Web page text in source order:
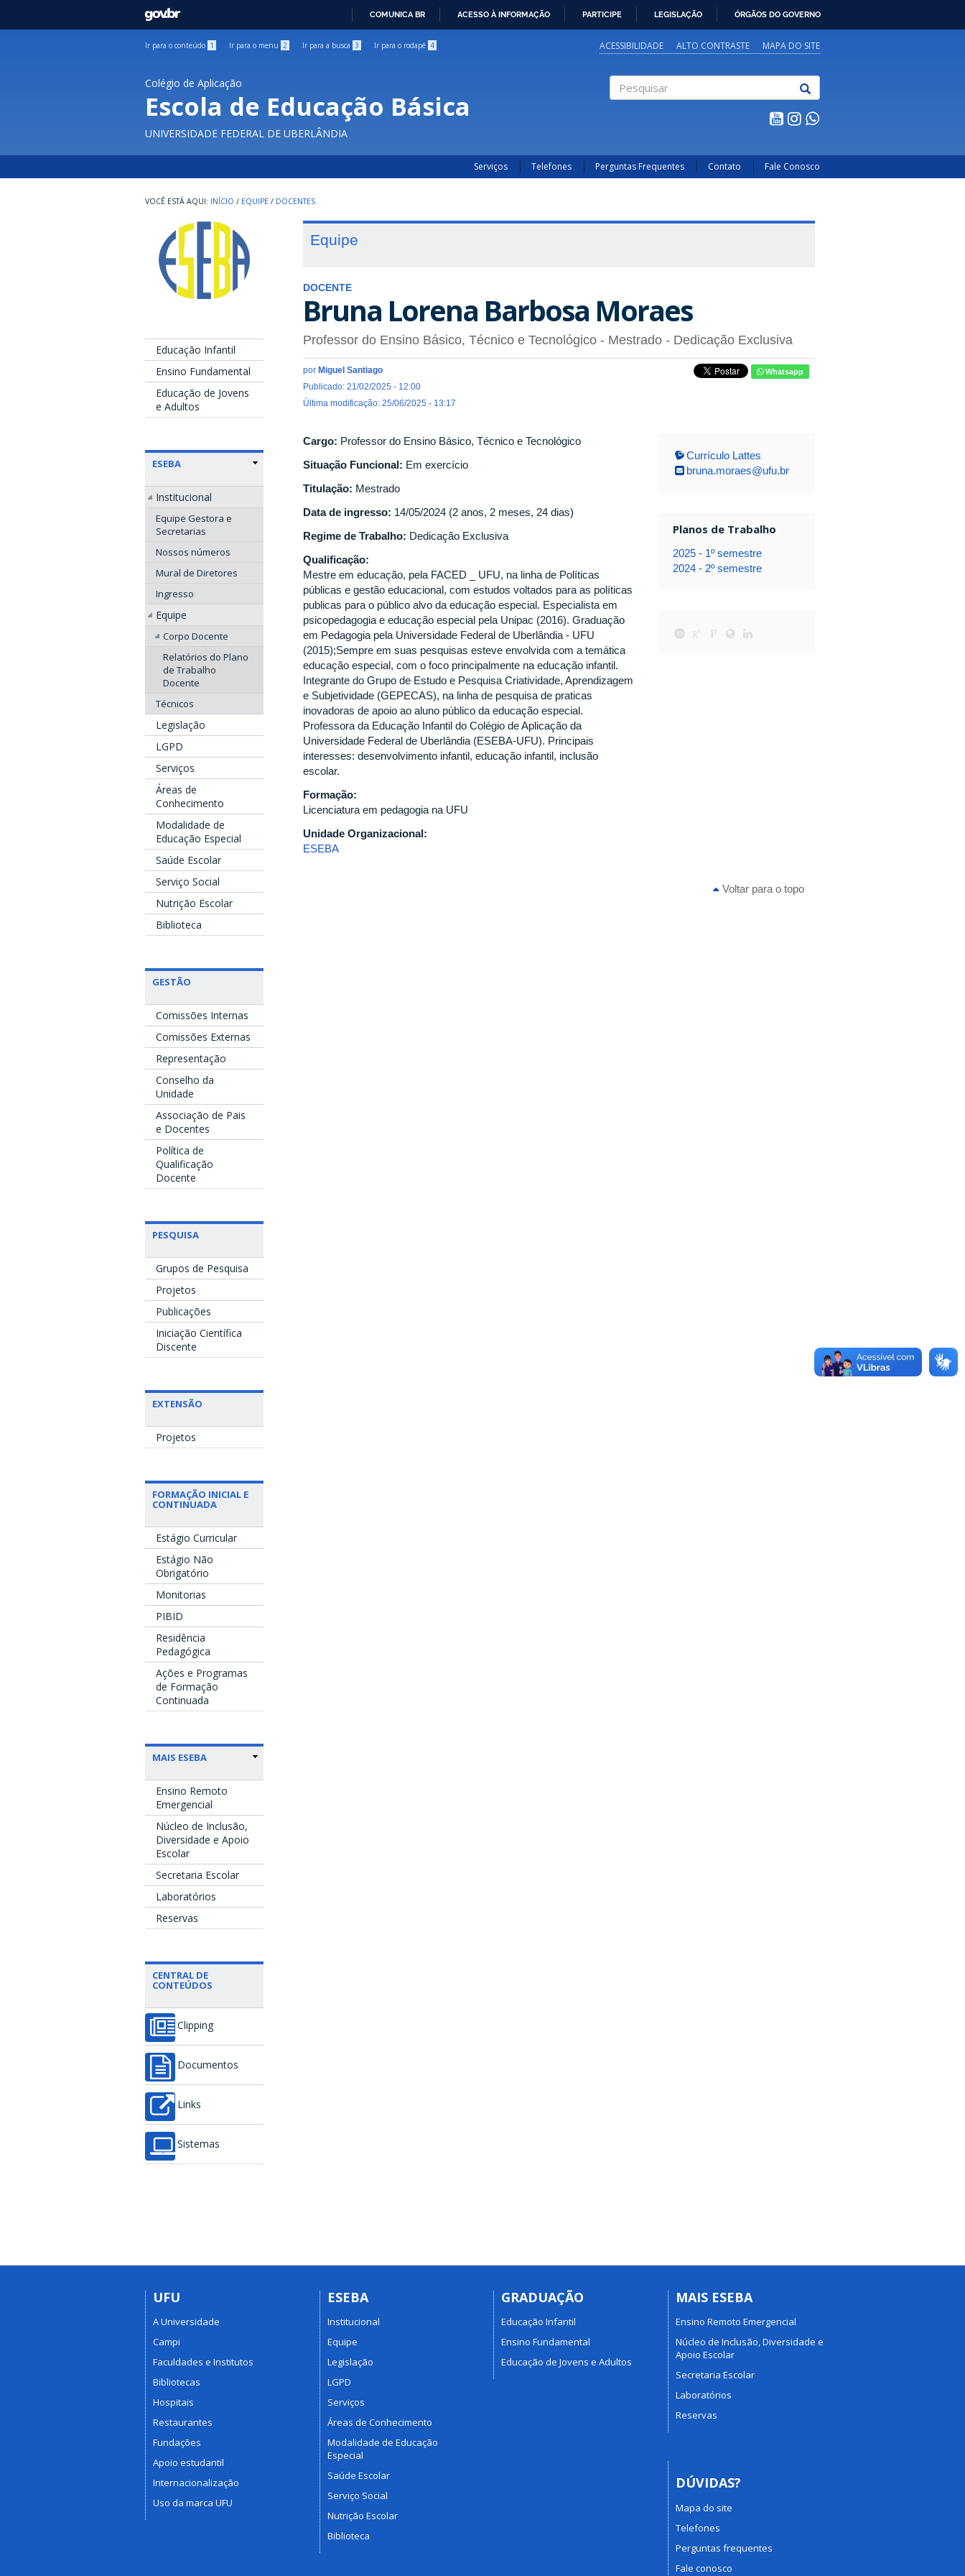
GOVBR
COMUNICA BR ACESSO À INFORMAÇÃO PARTICIPE LEGISLAÇÃO ÓRGÃOS DO GOVERNO
Ir para o conteúdo 1 Ir para o menu 2 Ir para a busca 3 Ir para o rodapé 4 ACESSIBILIDADE ALTO CONTRASTE MAPA DO SITE
Colégio de Aplicação
Escola de Educação Básica
UNIVERSIDADE FEDERAL DE UBERLÂNDIA
Serviços Telefones Perguntas Frequentes Contato Fale Conosco
INÍCIO / EQUIPE / DOCENTES
Educação Infantil
Ensino Fundamental
Educação de Jovens
e Adultos
ESEBA
Institucional
Equipe Gestora e
Secretarias
Nossos números
Mural de Diretores
Ingresso
Equipe
Corpo Docente
Relatórios do Plano
de Trabalho
Docente
Técnicos
Legislação
LGPD
Serviços
Áreas de
Conhecimento
Modalidade de
Educação Especial
Saúde Escolar
Serviço Social
Nutrição Escolar
Biblioteca
GESTÃO
Comissões Internas
Comissões Externas
Representação
Conselho da
Unidade
Associação de Pais
e Docentes
Política de
Qualificação
Docente
PESQUISA
Grupos de Pesquisa
Projetos
Publicações
Iniciação Científica
Discente
EXTENSÃO
Projetos
FORMAÇÃO INICIAL E
CONTINUADA
Estágio Curricular
Estágio Não
Obrigatório
Monitorias
PIBID
Residência
Pedagógica
Ações e Programas
de Formação
Continuada
MAIS ESEBA
Ensino Remoto
Emergencial
Núcleo de Inclusão,
Diversidade e Apoio
Escolar
Secretaria Escolar
Laboratórios
Reservas
CENTRAL DE
CONTEÚDOS
Clipping
Documentos
Links
Sistemas
Equipe
DOCENTE
Bruna Lorena Barbosa Moraes
Professor do Ensino Básico, Técnico e Tecnológico - Mestrado - Dedicação Exclusiva
por Miguel Santiago
Publicado: 21/02/2025 - 12:00
Última modificação: 25/06/2025 - 13:17
Whatsapp
Cargo: Professor do Ensino Básico, Técnico e Tecnológico
Situação Funcional: Em exercício
Titulação: Mestrado
Data de ingresso: 14/05/2024 (2 anos, 2 meses, 24 dias)
Regime de Trabalho: Dedicação Exclusiva
Qualificação:
Mestre em educação, pela FACED _ UFU, na linha de Políticas
públicas e gestão educacional, com estudos voltados para as políticas
publicas para o público alvo da educação especial. Especialista em
psicopedagogia e educação especial pela Unipac (2016). Graduação
em Pedagogia pela Universidade Federal de Uberlândia - UFU
(2015);Sempre em suas pesquisas esteve envolvida com a temática
educação especial, com o foco principalmente na educação infantil.
Integrante do Grupo de Estudo e Pesquisa Criatividade, Aprendizagem
e Subjetividade (GEPECAS), na linha de pesquisa de praticas
inovadoras de apoio ao aluno público da educação especial.
Professora da Educação Infantil do Colégio de Aplicação da
Universidade Federal de Uberlândia (ESEBA-UFU). Principais
interesses: desenvolvimento infantil, educação infantil, inclusão
escolar.
Formação:
Licenciatura em pedagogia na UFU
Unidade Organizacional:
ESEBA
Currículo Lattes
bruna.moraes@ufu.br
Planos de Trabalho
2025 - 1º semestre
2024 - 2º semestre
Voltar para o topo
UFU
A Universidade
Campi
Faculdades e Institutos
Bibliotecas
Hospitais
Restaurantes
Fundações
Apoio estudantil
Internacionalização
Uso da marca UFU
ESEBA
Institucional
Equipe
Legislação
LGPD
Serviços
Áreas de Conhecimento
Modalidade de Educação
Especial
Saúde Escolar
Serviço Social
Nutrição Escolar
Biblioteca
GRADUAÇÃO
Educação Infantil
Ensino Fundamental
Educação de Jovens e Adultos
MAIS ESEBA
Ensino Remoto Emergencial
Núcleo de Inclusão, Diversidade e
Apoio Escolar
Secretaria Escolar
Laboratórios
Reservas
DÚVIDAS?
Mapa do site
Telefones
Perguntas frequentes
Fale conosco